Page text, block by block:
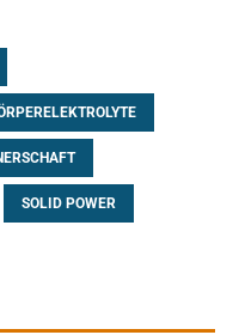
SOLID POWER